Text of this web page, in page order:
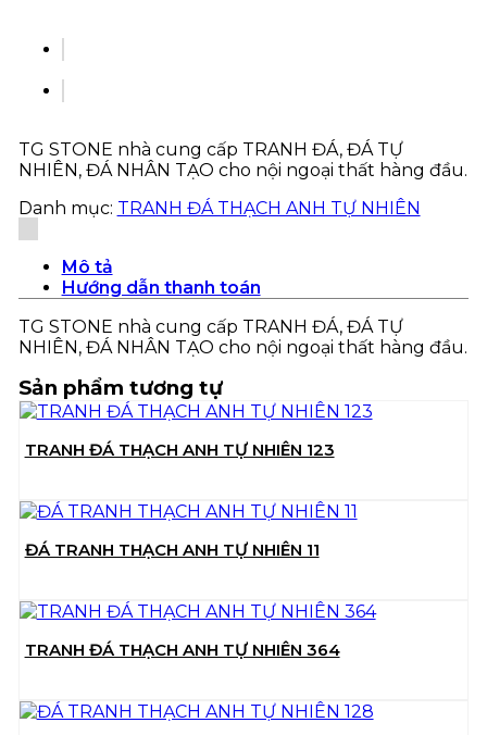
TG STONE nhà cung cấp TRANH ĐÁ, ĐÁ TỰ
NHIÊN, ĐÁ NHÂN TẠO cho nội ngoại thất hàng đầu.
Danh mục: TRANH ĐÁ THẠCH ANH TỰ NHIÊN
Mô tả
Hướng dẫn thanh toán
TG STONE nhà cung cấp TRANH ĐÁ, ĐÁ TỰ
NHIÊN, ĐÁ NHÂN TẠO cho nội ngoại thất hàng đầu.
Sản phẩm tương tự
TRANH ĐÁ THẠCH ANH TỰ NHIÊN 123
ĐÁ TRANH THẠCH ANH TỰ NHIÊN 11
TRANH ĐÁ THẠCH ANH TỰ NHIÊN 364